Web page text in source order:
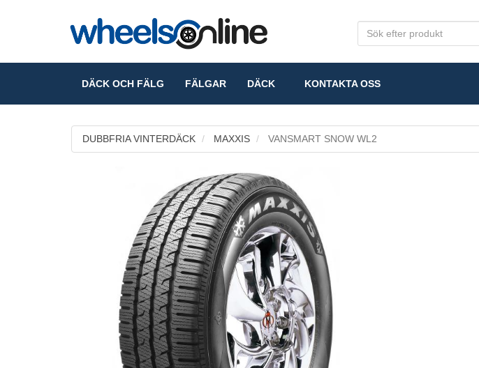
DÄCK OCH FÄLG FÄLGAR DÄCK KONTAKTA OSS
DUBBFRIA VINTERDÄCK MAXXIS VANSMART SNOW WL2